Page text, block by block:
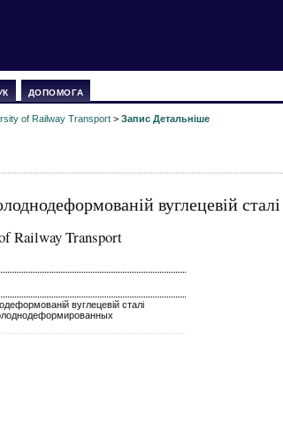
ДОПОМОГА
of Railway Transport >Запис Детальніше
вуглецевій сталі
Railway Transport
вуглецевій сталі